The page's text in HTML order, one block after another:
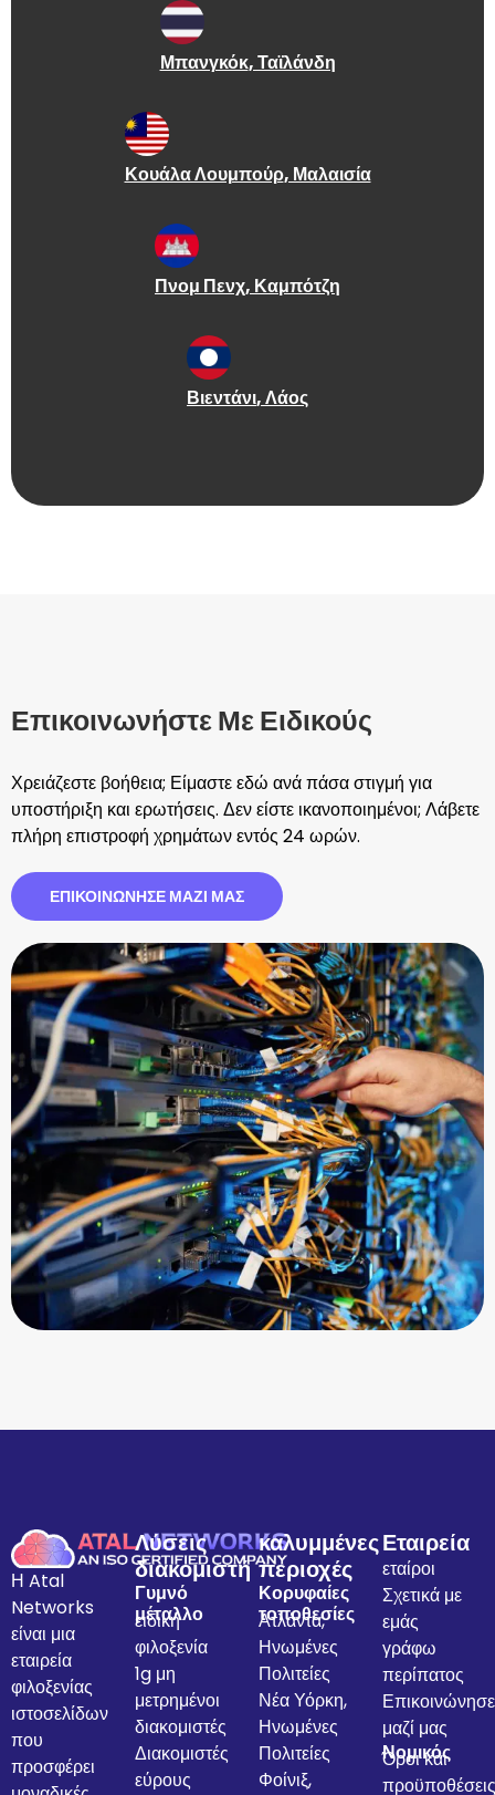
Μπανγκόκ, Ταϊλάνδη
Κουάλα Λουμπούρ, Μαλαισία
Πνομ Πενχ, Καμπότζη
Βιεντάνι, Λάος
Επικοινωνήστε Με Ειδικούς
Χρειάζεστε βοήθεια; Είμαστε εδώ ανά πάσα στιγμή για
υποστήριξη και ερωτήσεις. Δεν είστε ικανοποιημένοι; Λάβετε
πλήρη επιστροφή χρημάτων εντός 24 ωρών.
ΕΠΙΚΟΙΝΏΝΗΣΕ ΜΑΖΊ ΜΑΣ
Η Atal
Networks
είναι μια
εταιρεία
φιλοξενίας
ιστοσελίδων
που
προσφέρει
Λύσεις
διακομιστή
Γυμνό
μέταλλο
ειδική
φιλοξενία
1g μη
μετρημένοι
διακομιστές
Διακομιστές
εύρους
καλυμμένες
περιοχές
Κορυφαίες
τοποθεσίες
Ατλάντα,
Ηνωμένες
Πολιτείες
Νέα Υόρκη,
Ηνωμένες
Πολιτείες
Φοίνιξ,
Εταιρεία
εταίροι
Σχετικά με
εμάς
γράφω
περίπατος
Επικοινώνησε
μαζί μας
Νομικός
Όροι και
προϋποθέσεις